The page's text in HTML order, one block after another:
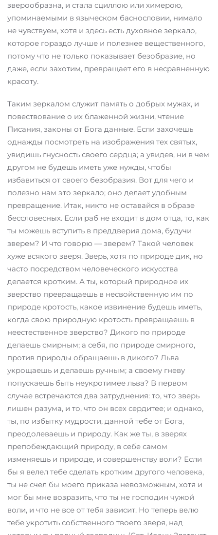
зверообразна, и стала сциллою или химерою,
упоминаемыми в языческом баснословии, нимало
не чувствуем, хотя и здесь есть духовное зеркало,
которое гораздо лучше и полезнее вещественного,
потому что не только показывает безобразие, но
даже, если захотим, превращает его в несравненную
красоту.
Таким зеркалом служит память о добрых мужах, и
повествование о их блаженной жизни, чтение
Писания, законы от Бога данные. Если захочешь
однажды посмотреть на изображения тех святых,
увидишь гнусность своего сердца; а увидев, ни в чем
другом не будешь иметь уже нужды, чтобы
избавиться от своего безобразия. Вот для чего и
полезно нам это зеркало; оно делает удобным
превращение. Итак, никто не оставайся в образе
бессловесных. Если раб не входит в дом отца, то, как
ты можешь вступить в преддверия дома, будучи
зверем? И что говорю — зверем? Такой человек
хуже всякого зверя. Зверь, хотя по природе дик, но
часто посредством человеческого искусства
делается кротким. А ты, который природное их
зверство превращаешь в несвойственную им по
природе кротость, какое извинение будешь иметь,
когда свою природную кротость превращаешь в
неестественное зверство? Дикого по природе
делаешь смирным; а себя, по природе смирного,
против природы обращаешь в дикого? Льва
укрощаешь и делаешь ручным; а своему гневу
попускаешь быть неукротимее льва? В первом
случае встречаются два затруднения: то, что зверь
лишен разума, и то, что он всех сердитее; и однако,
ты, по избытку мудрости, данной тебе от Бога,
преодолеваешь и природу. Как же ты, в зверях
препобеждающий природу, в себе самом
изменяешь и природе, и совершенству воли? Если
бы я велел тебе сделать кротким другого человека,
ты не счел бы моего приказа невозможным, хотя и
мог бы мне возразить, что ты не господин чужой
воли, и что не все от тебя зависит. Но теперь велю
тебе укротить собственного твоего зверя, над